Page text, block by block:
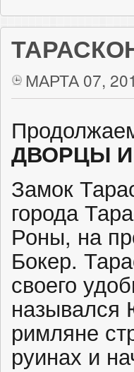
МАРТА 07,
ДВОРЦЫ
Замок
города
Роны, на
Бокер.
своего
назывался
римляне
руинах и